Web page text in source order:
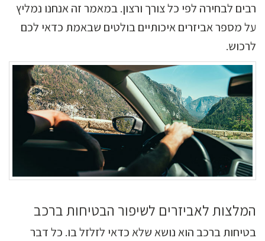
רבים לבחירה לפי כל צורך ורצון. במאמר זה אנחנו נמליץ
על מספר אביזרים איכותיים בולטים שבאמת כדאי לכם
לרכוש.
המלצות לאביזרים לשיפור הבטיחות ברכב
בטיחות ברכב הוא נושא שלא כדאי לזלזל בו. כל דבר